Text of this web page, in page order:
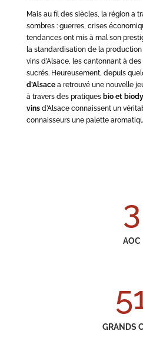
Mais au fil des siècles, la région a
sombres : guerres, crises
tendances ont mis à mal son
la standardisation de la production
vins d’Alsace, les cantonnant à
sucrés. Heureusement, depuis
d’Alsacea retrouvé une nouvelle
à travers des pratiques bio et
vinsd’Alsace connaissent un
connaisseurs une palette
3
AOC
GRANDS